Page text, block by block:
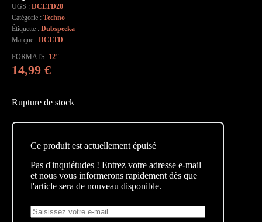
UGS : DCLTD20
Catégorie : Techno
Étiquette : Dubspeeka
Marque : DCLTD
FORMATS 12"
14,99 €
Rupture de stock
Ce produit est actuellement épuisé
Pas d'inquiétudes ! Entrez votre adresse e-mail
et nous vous informerons rapidement dès que
l'article sera de nouveau disponible.